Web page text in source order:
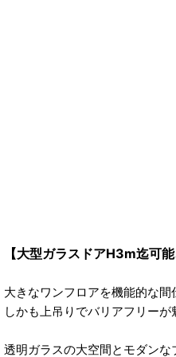
【大型ガラスドアH3m迄可
大きなワンフロアを機能的な間
しかも上吊りでバリアフリーが
透明ガラスの大空間とモダン